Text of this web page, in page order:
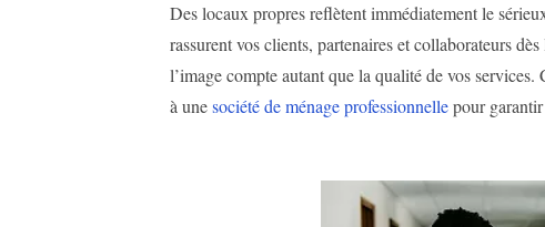
Des locaux propres reflètent immédiatement le
rassurent vos clients, partenaires et collaborateurs
l’image compte autant que la qualité de vos
à unesociété de ménage professionnellepour